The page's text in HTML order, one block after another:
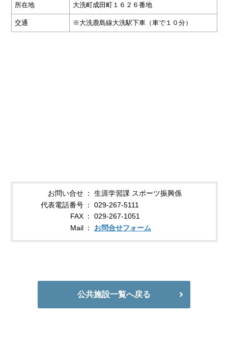
所在地 大洗町成田町１６２６番地
交通 ※大洗鹿島線大洗駅下車（車で１０分）
お問い合せ
生涯学習課 スポーツ振興係
代表電話番号
029-267-5111
FAX
029-267-1051
Mail
お問合せフォーム
公共施設一覧へ戻る